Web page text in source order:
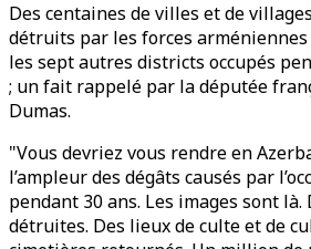
Des centaines de villes et de
détruits par les forces
les sept autres districts occupés
; un fait rappelé par la députée
Dumas.
"Vous devriez vous rendre en
l’ampleur des dégâts causés par
pendant 30 ans. Les images sont
détruites. Des lieux de culte et de